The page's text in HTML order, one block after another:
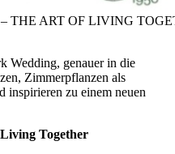
THE ART OF LIVING
Wedding, genauer in die
Zimmerpflanzen als
inspirieren zu einem neuen
Together